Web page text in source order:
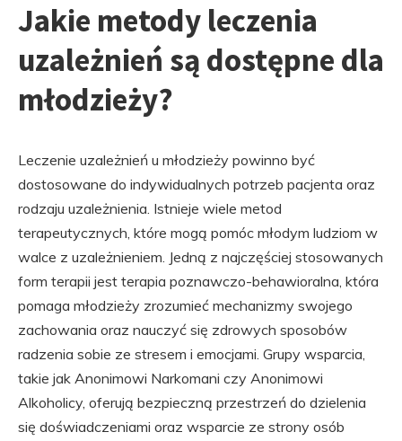
Jakie metody leczenia
uzależnień są dostępne dla
młodzieży?
Leczenie uzależnień u młodzieży powinno być
dostosowane do indywidualnych potrzeb pacjenta oraz
rodzaju uzależnienia. Istnieje wiele metod
terapeutycznych, które mogą pomóc młodym ludziom w
walce z uzależnieniem. Jedną z najczęściej stosowanych
form terapii jest terapia poznawczo-behawioralna, która
pomaga młodzieży zrozumieć mechanizmy swojego
zachowania oraz nauczyć się zdrowych sposobów
radzenia sobie ze stresem i emocjami. Grupy wsparcia,
takie jak Anonimowi Narkomani czy Anonimowi
Alkoholicy, oferują bezpieczną przestrzeń do dzielenia
się doświadczeniami oraz wsparcie ze strony osób